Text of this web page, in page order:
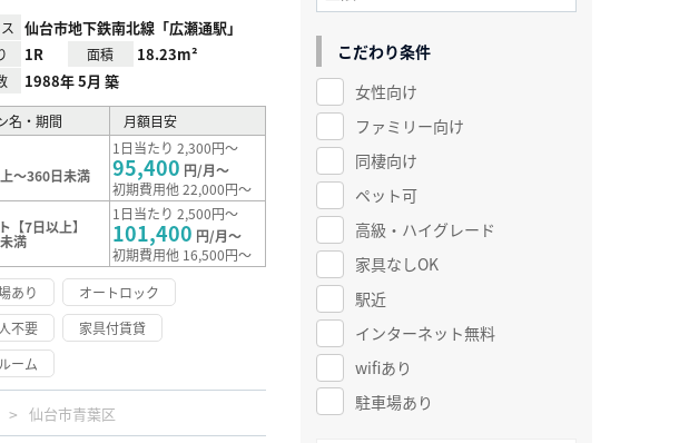
仙台市地下鉄南北線「広瀬通駅」
1R 面積 18.23m²
1988年 5月 築
名・期間 月額目安
～360日未満
1日当たり 2,300円～
95,400 円/月～
初期費用他 22,000円～
【7日以上】
満
1日当たり 2,500円～
101,400 円/月～
初期費用他 16,500円～
あり
オートロック
不要
家具付賃貸
ーム
仙台市青葉区
こだわり条件
女性向け
ファミリー向け
同棲向け
ペット可
高級・ハイグレード
家具なしOK
駅近
インターネット無料
wifiあり
駐車場あり